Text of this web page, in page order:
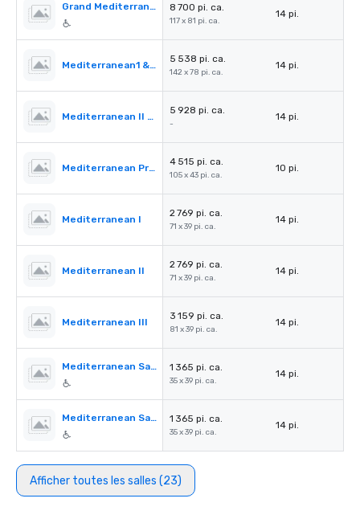
Grand Mediterranean Ballroom 8 700 pi. ca.
117 x 81 pi. ca.
14 pi.
Mediterranean1 & 2
5 538 pi. ca.
142 x 78 pi. ca.
14 pi.
Mediterranean II & III
5 928 pi. ca.
-
14 pi.
Mediterranean PreFunction
4 515 pi. ca.
105 x 43 pi. ca.
10 pi.
Mediterranean I
2 769 pi. ca.
71 x 39 pi. ca.
14 pi.
Mediterranean II
2 769 pi. ca.
71 x 39 pi. ca.
14 pi.
Mediterranean III
3 159 pi. ca.
81 x 39 pi. ca.
14 pi.
Mediterranean Salon A 1 365 pi. ca.
35 x 39 pi. ca.
14 pi.
Mediterranean Salon B 1 365 pi. ca.
35 x 39 pi. ca.
14 pi.
Afficher toutes les salles (23)